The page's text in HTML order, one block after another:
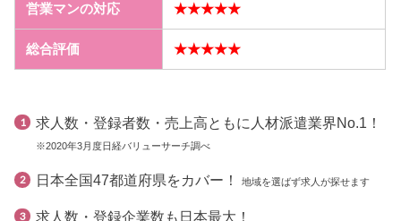
営業マンの対応 ★★★★★
総合評価 ★★★★★
求人数・登録者数・売上高ともに人材派遣業界No.1！
※2020年3月度日経バリューサーチ調べ
日本全国47都道府県をカバー！ 地域を選ばず求人が探せます
求人数・登録企業数も日本最大！